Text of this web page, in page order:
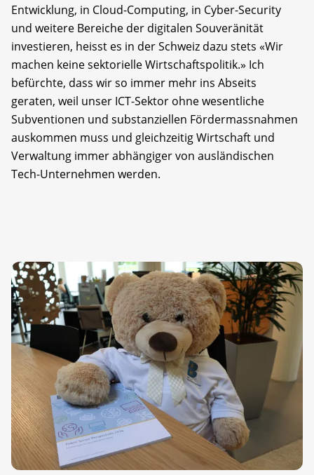
Entwicklung, in Cloud-Computing, in Cyber-Security
und weitere Bereiche der digitalen Souveränität
investieren, heisst es in der Schweiz dazu stets «Wir
machen keine sektorielle Wirtschaftspolitik.» Ich
befürchte, dass wir so immer mehr ins Abseits
geraten, weil unser ICT-Sektor ohne wesentliche
Subventionen und substanziellen Fördermassnahmen
auskommen muss und gleichzeitig Wirtschaft und
Verwaltung immer abhängiger von ausländischen
Tech-Unternehmen werden.